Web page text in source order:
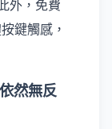
外，免費
鍵觸感，
然無反